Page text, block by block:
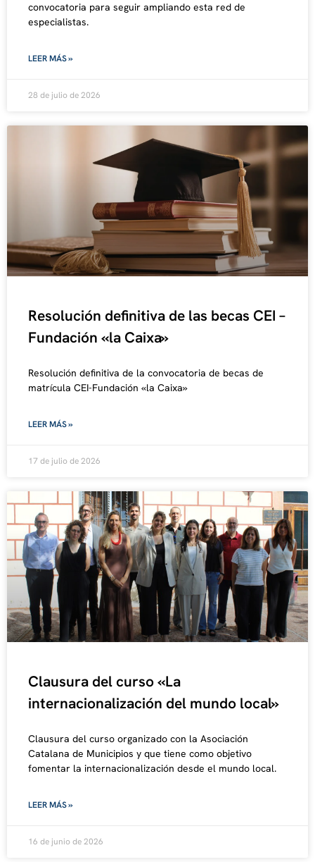
convocatoria para seguir ampliando esta red de
especialistas.
LEER MÁS »
28 de julio de 2026
Resolución definitiva de las becas CEI –
Fundación «la Caixa»
Resolución definitiva de la convocatoria de becas de
matrícula CEI-Fundación «la Caixa»
LEER MÁS »
17 de julio de 2026
Clausura del curso «La
internacionalización del mundo local»
Clausura del curso organizado con la Asociación
Catalana de Municipios y que tiene como objetivo
fomentar la internacionalización desde el mundo local.
LEER MÁS »
16 de junio de 2026